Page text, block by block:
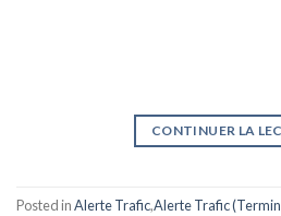
CONTINUER LA
Posted inAlerte Trafic,Alerte Trafic